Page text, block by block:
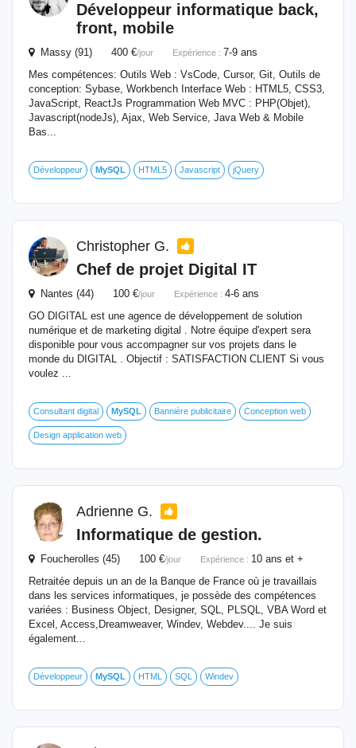
Développeur informatique back,
front, mobile
Massy (91) 400 €/jour Expérience : 7-9 ans
Mes compétences: Outils Web : VsCode, Cursor, Git, Outils de
conception: Sybase, Workbench Interface Web : HTML5, CSS3,
JavaScript, ReactJs Programmation Web MVC : PHP(Objet),
Javascript(nodeJs), Ajax, Web Service, Java Web & Mobile
Bas...
Développeur MySQL HTML5 Javascript jQuery
Christopher G.
Chef de projet Digital IT
Nantes (44) 100 €/jour Expérience : 4-6 ans
GO DIGITAL est une agence de développement de solution
numérique et de marketing digital . Notre équipe d'expert sera
disponible pour vous accompagner sur vos projets dans le
monde du DIGITAL . Objectif : SATISFACTION CLIENT Si vous
voulez ...
Consultant digital MySQL Bannière publicitaire Conception web
Design application web
Adrienne G.
Informatique de gestion.
Foucherolles (45) 100 €/jour Expérience : 10 ans et +
Retraitée depuis un an de la Banque de France où je travaillais
dans les services informatiques, je possède des compétences
variées : Business Object, Designer, SQL, PLSQL, VBA Word et
Excel, Access,Dreamweaver, Windev, Webdev.... Je suis
également...
Développeur MySQL HTML SQL Windev